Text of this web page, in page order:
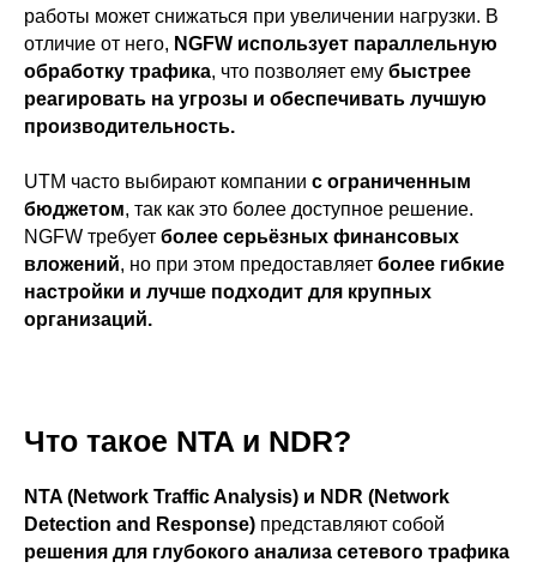
работы может снижаться при увеличении нагрузки. В
отличие от него, NGFW использует параллельную
обработку трафика, что позволяет ему быстрее
реагировать на угрозы и обеспечивать лучшую
производительность.
UTM часто выбирают компании с ограниченным
бюджетом, так как это более доступное решение.
NGFW требует более серьёзных финансовых
вложений, но при этом предоставляет более гибкие
настройки и лучше подходит для крупных
организаций.
Что такое NTA и NDR?
NTA (Network Traffic Analysis) и NDR (Network
Detection and Response) представляют собой
решения для глубокого анализа сетевого трафика